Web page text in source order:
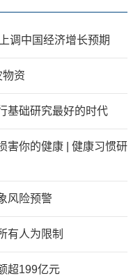
调中国经济增长预期
物资
基础研究最好的时代
害你的健康 | 健康习惯研
风险预警
有人为限制
超199亿元